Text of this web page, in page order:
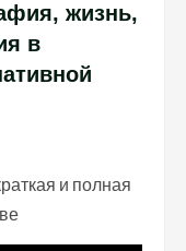
жизнь,
в